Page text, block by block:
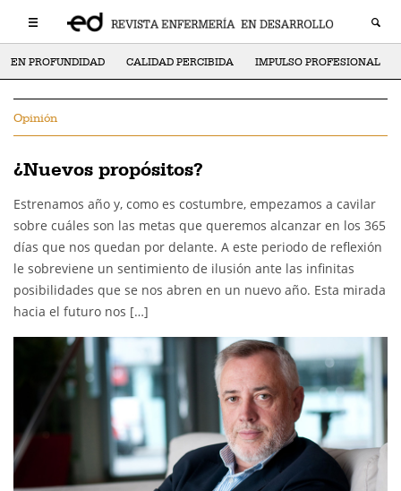
EN PROFUNDIDAD CALIDAD PERCIBIDA IMPULSO PROFESIONAL
Opinión
¿Nuevos propósitos?
Estrenamos año y, como es costumbre, empezamos a cavilar
sobre cuáles son las metas que queremos alcanzar en los 365
días que nos quedan por delante. A este periodo de reflexión
le sobreviene un sentimiento de ilusión ante las infinitas
posibilidades que se nos abren en un nuevo año. Esta mirada
hacia el futuro nos […]